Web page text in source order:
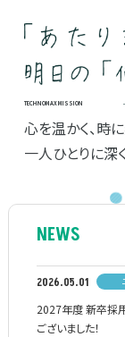
TECHNOMAX MISSION
心を温かく、時に
一人ひとりに深
NEWS
2026.05.01
2027年度 新卒採
ございました！